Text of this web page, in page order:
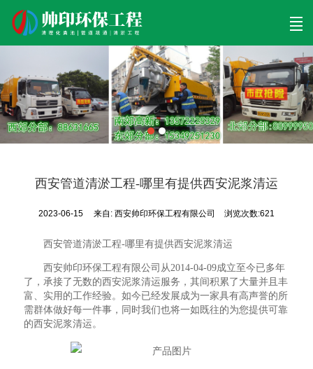
污泥工程 清淤检测 关于帅印 工程案例 联系我们
西安管道清淤工程-哪里有提供西安泥浆清运
2023-06-15 来自:西安帅印环保工程有限公司 浏览次数:621
西安管道清淤工程-哪里有提供西安泥浆清运
西安帅印环保工程有限公司从2014-04-09成立至今已多年
了，承接了无数的西安泥浆清运服务，其间积累了大量并且丰
富、实用的工作经验。如今已经发展成为一家具有高声誉的所
需群体做好每一件事，同时我们也将一如既往的为您提供可靠
的西安泥浆清运。